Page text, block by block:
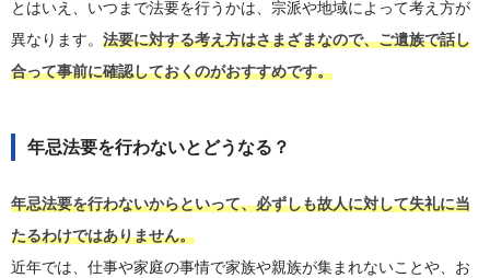
とはいえ、いつまで法要を行うかは、宗派や地域によって考え方が
異なります。 法要に対する考え方はさまざまなので、ご遺族で話し
合って事前に確認しておくのがおすすめです。
年忌法要を行わないとどうなる？
年忌法要を行わないからといって、必ずしも故人に対して失礼に当
たるわけではありません。
近年では、仕事や家庭の事情で家族や親族が集まれないことや、お